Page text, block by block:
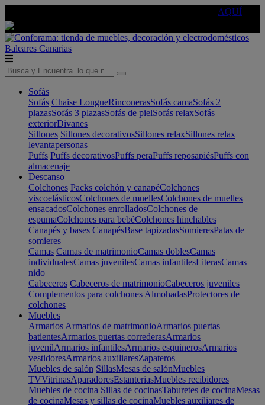
AQUÍ
Baleares Canarias
Sofás
Sofás Chaise LongueRinconerasSofás camaSofás 2
plazasSofás 3 plazasSofás de pielSofás relaxSofás
exteriorDivanes
Sillones Sillones decorativosSillones relaxSillones relax
levantapersonas
Puffs Puffs decorativosPuffs peraPuffs reposapiésPuffs con
almacenaje
Descanso
Colchones Packs colchón y canapéColchones
viscoelásticosColchones de muellesColchones de muelles
ensacadosColchones enrolladosColchones de
espumaColchones para bebéColchones hinchables
Canapés y bases CanapésBase tapizadasSomieresPatas de
somieres
Camas Camas de matrimonioCamas doblesCamas
individualesCamas juvenilesCamas infantilesLiterasCamas
nido
Cabeceros Cabeceros de matrimonioCabeceros juveniles
Complementos para colchones AlmohadasProtectores de
colchones
Muebles
Armarios Armarios de matrimonioArmarios puertas
batientesArmarios puertas correderasArmarios
juvenilArmarios infantilesArmarios esquinerosArmarios
vestidoresArmarios auxiliaresZapateros
Muebles de salón SillasMesas de salónMuebles
TVVitrinasAparadoresEstanteriasMuebles recibidores
Muebles de cocina Sillas de cocinasTaburetes de cocinaMesas
de cocinaMesas y sillas de cocinaMuebles auxiliares de